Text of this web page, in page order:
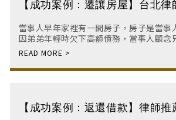
【成功案例：遷讓房屋】台北律
詢
當事人早年家裡有一間房子，房子是當事
因弟弟年輕時欠下高額債務，當事人顧念
忙弟弟還清債務；而弟弟也因感念當事人
己房子所有權的部分給了哥哥
【成功案例：返還借款】律師推